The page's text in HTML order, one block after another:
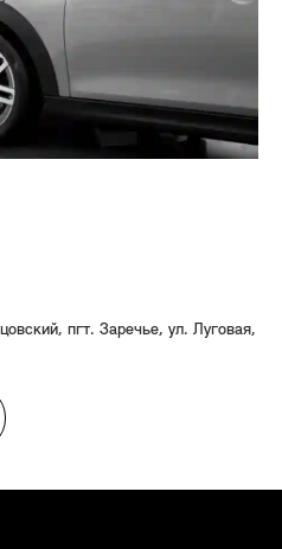
пгт. Заречье, ул. Луговая,